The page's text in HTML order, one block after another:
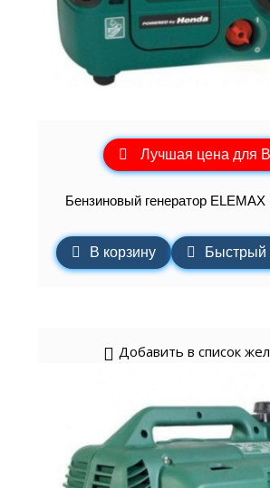
Лучшая цена для
Бензиновый генератор ELEMAХ
В корзину Быстрый
Добавить в список